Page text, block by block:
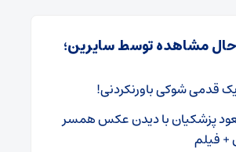
حال مشاهده توسط سایرین؛
قدمی شوکی باورنکردنی!
پزشکیان با دیدن عکس همسر
فیلم